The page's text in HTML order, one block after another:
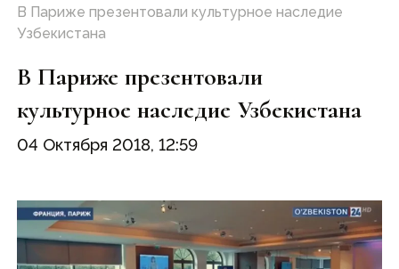
В Париже презентовали культурное наследие
Узбекистана
В Париже презентовали
культурное наследие Узбекистана
04 Октября 2018, 12:59